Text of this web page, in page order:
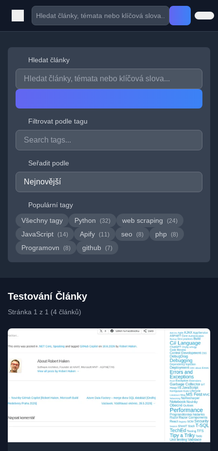
Hledat články
Filtrovat podle tagu
Seřadit podle
Populární tagy
Všechny tagy
Python (32) web scraping (24)
JavaScript (14) Apify (11) seo (8) php (8)
Programovn (8) github (7)
Testování Články
Stránka 1 z 1 (4 článků)